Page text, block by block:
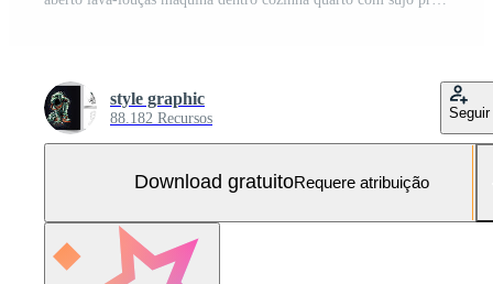
style graphic
88.182 Recursos Seguir
Download gratuitoRequere atribuição